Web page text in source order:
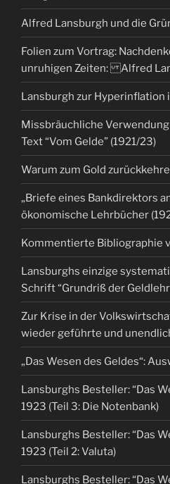
Alfred Lansburgh und die
Folien zum Vortrag:
unruhigen Zeiten: Alfred
Lansburgh zur Hyperinflation
Missbräuchliche
Text “Vom Gelde” (1921/23)
Warum zum Gold
„Briefe eines Bankdirektors
ökonomische Lehrbücher
Kommentierte Bibliographie
Lansburghs einzige
Schrift “Grundriß der
Zur Krise in der
wieder geführte und
„Das Wesen des Geldes“:
Lansburghs Besteller: “Das
1923 (Teil 3: Die Notenbank)
Lansburghs Besteller: “Das
1923 (Teil 2: Valuta)
Lansburghs Besteller: “Das